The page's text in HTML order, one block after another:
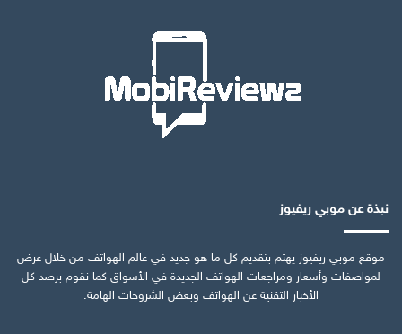
نبذة عن موبي ريفيوز
موقع موبي ريفيوز يهتم بتقديم كل ما هو جديد في عالم الهواتف من خلال عرض
لمواصفات وأسعار ومراجعات الهواتف الجديدة في الأسواق كما نقوم برصد كل
الأخبار التقنية عن الهواتف وبعض الشروحات الهامة.